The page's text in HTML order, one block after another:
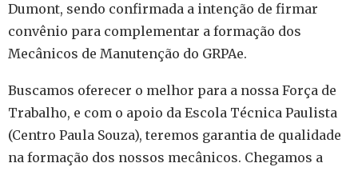
Dumont, sendo confirmada a intenção de firmar
convênio para complementar a formação dos
Mecânicos de Manutenção do GRPAe.
Buscamos oferecer o melhor para a nossa Força de
Trabalho, e com o apoio da Escola Técnica Paulista
(Centro Paula Souza), teremos garantia de qualidade
na formação dos nossos mecânicos. Chegamos a